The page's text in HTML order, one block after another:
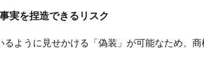
実を捏造できるリスク
るように見せかける「偽装」が可能なため、商